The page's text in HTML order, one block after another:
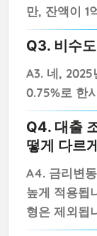
만, 잔액이 1
Q3. 비수
A3. 네, 2025
0.75%로 한
Q4. 대출
떻게 다르
A4. 금리변
높게 적용됩
형은 제외됩